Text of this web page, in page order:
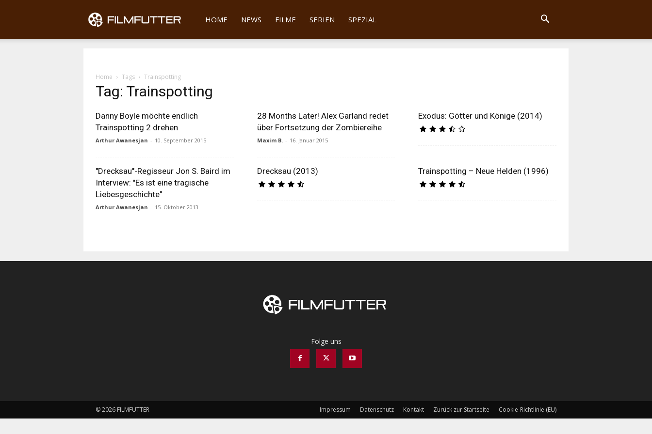
Filmfutter
HOME NEWS FILME SERIEN SPEZIAL
Home Tags Trainspotting
Tag: Trainspotting
Danny Boyle möchte endlich
Trainspotting 2 drehen
Arthur Awanesjan - 10. September 2015
28 Months Later! Alex Garland redet
über Fortsetzung der Zombiereihe
Maxim B. - 16. Januar 2015
Exodus: Götter und Könige (2014)
"Drecksau"-Regisseur Jon S. Baird im
Interview: "Es ist eine tragische
Liebesgeschichte"
Arthur Awanesjan - 15. Oktober 2013
Drecksau (2013) Trainspotting – Neue Helden (1996)
Folge uns
Impressum Datenschutz Kontakt Zurück zur Startseite Cookie-Richtlinie (EU)
© 2026 FILMFUTTER